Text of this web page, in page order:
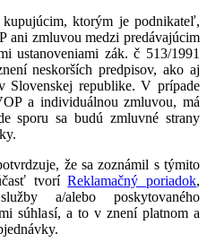
ktorým je podnikateľ,
ani zmluvou medzi predávajúcim
ustanoveniami zák. č 513/1991
neskorších predpisov, ako aj
Slovenskej republike. V prípade
a individuálnou zmluvou, má
sporu sa budú zmluvné strany
že sa zoznámil s týmito
tvoríReklamačný poriadok,
a/alebo poskytovaného
súhlasí, a to v znení platnom a